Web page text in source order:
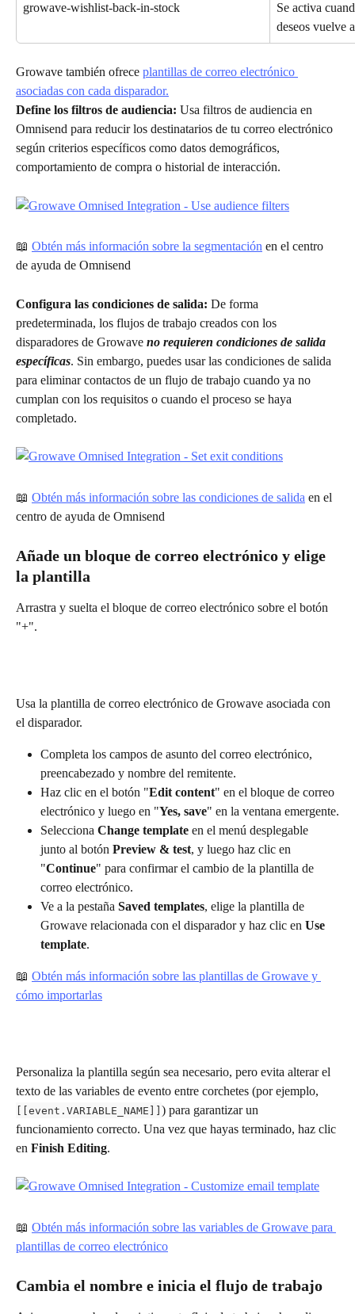
growave-wishlist-back-in-stock
Se activa
deseos vuelve
Growave también ofrece plantillas de correo electrónico
asociadas con cada disparador.
Define los filtros de audiencia: Usa filtros de audiencia en
Omnisend para reducir los destinatarios de tu correo electrónico
según criterios específicos como datos demográficos,
comportamiento de compra o historial de interacción.
📖 Obtén más información sobre la segmentación en el centro
de ayuda de Omnisend
Configura las condiciones de salida: De forma
predeterminada, los flujos de trabajo creados con los
disparadores de Growave no requieren condiciones de salida
específicas. Sin embargo, puedes usar las condiciones de salida
para eliminar contactos de un flujo de trabajo cuando ya no
cumplan con los requisitos o cuando el proceso se haya
completado.
📖 Obtén más información sobre las condiciones de salida en el
centro de ayuda de Omnisend
Añade un bloque de correo electrónico y elige
la plantilla
Arrastra y suelta el bloque de correo electrónico sobre el botón
"+".
Usa la plantilla de correo electrónico de Growave asociada con
el disparador.
Completa los campos de asunto del correo electrónico,
preencabezado y nombre del remitente.
Haz clic en el botón "Edit content" en el bloque de correo
electrónico y luego en "Yes, save" en la ventana emergente.
Selecciona Change template en el menú desplegable
junto al botón Preview & test, y luego haz clic en
"Continue" para confirmar el cambio de la plantilla de
correo electrónico.
Ve a la pestaña Saved templates, elige la plantilla de
Growave relacionada con el disparador y haz clic en Use
template.
📖 Obtén más información sobre las plantillas de Growave y
cómo importarlas
Personaliza la plantilla según sea necesario, pero evita alterar el
texto de las variables de evento entre corchetes (por ejemplo,
[[event.VARIABLE_NAME]] ) para garantizar un
funcionamiento correcto. Una vez que hayas terminado, haz clic
en Finish Editing.
📖 Obtén más información sobre las variables de Growave para
plantillas de correo electrónico
Cambia el nombre e inicia el flujo de trabajo